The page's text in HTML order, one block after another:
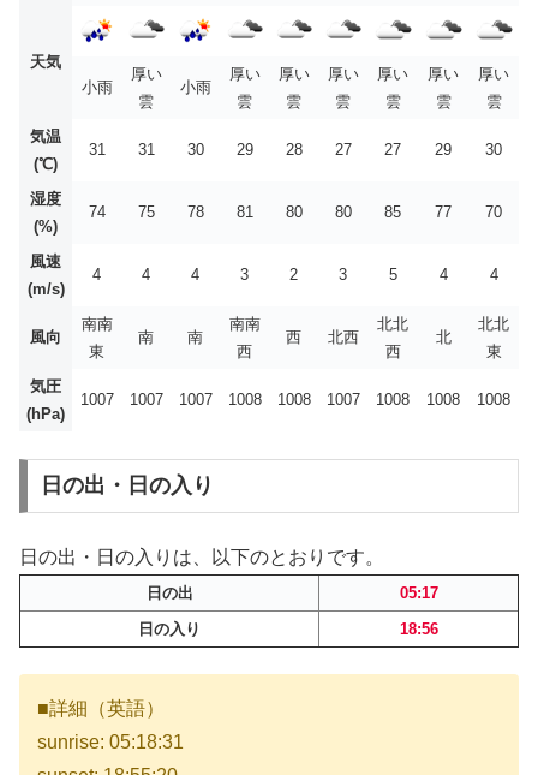
天気
小雨
厚い
雲
小雨
厚い
雲
厚い
雲
厚い
雲
厚い
雲
厚い
雲
厚い
雲
気温
(℃)
31 31 30 29 28 27 27 29 30
湿度
(%)
74 75 78 81 80 80 85 77 70
風速
(m/s)
4 4 4 3 2 3 5 4 4
風向
南南
東
南 南
南南
西
西 北西
北北
西
北
北北
東
気圧
(hPa)
1007 1007 1007 1008 1008 1007 1008 1008 1008
日の出・日の入り
日の出・日の入りは、以下のとおりです。
日の出
05:17
日の入り
18:56
■詳細（英語）
sunrise: 05:18:31